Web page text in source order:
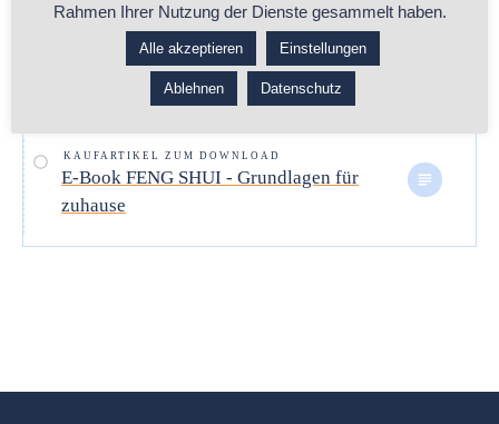
E-Book | FENG SHUI -
GRUNDLAGEN FÜR ZUHAUSE
(PDF, 101 Seiten)
KAUFARTIKEL ZUM DOWNLOAD
E-Book FENG SHUI - Grundlagen für
zuhause
Rahmen Ihrer Nutzung der Dienste gesammelt haben.
Alle akzeptieren Einstellungen
Ablehnen Datenschutz